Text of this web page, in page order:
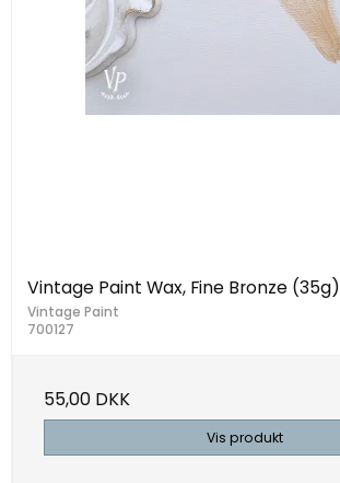
Vintage Paint Wax, Fine Bronze (35g)
Vintage Paint
700127
55,00 DKK
Vis produkt